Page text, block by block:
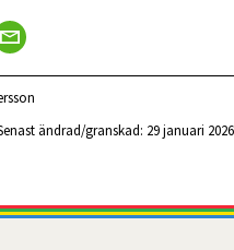
ändrad/granskad: 29 januari 2026